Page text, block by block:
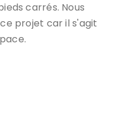
carrés. Nous
projet car il s'agit